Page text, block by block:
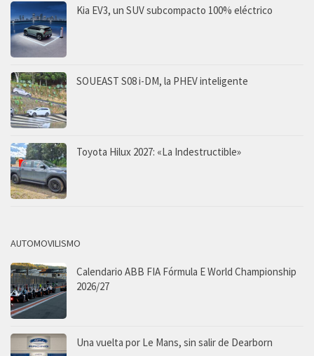
Kia EV3, un SUV subcompacto 100% eléctrico
SOUEAST S08 i-DM, la PHEV inteligente
Toyota Hilux 2027: «La Indestructible»
AUTOMOVILISMO
Calendario ABB FIA Fórmula E World Championship
2026/27
Una vuelta por Le Mans, sin salir de Dearborn